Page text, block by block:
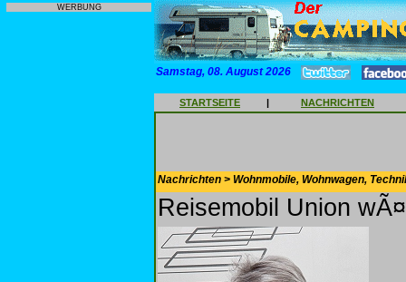
WERBUNG
Samstag, 08. August 2026
STARTSEITE | NACHRICHTEN
Nachrichten > Wohnmobile, Wohnwagen,
Reisemobil Union